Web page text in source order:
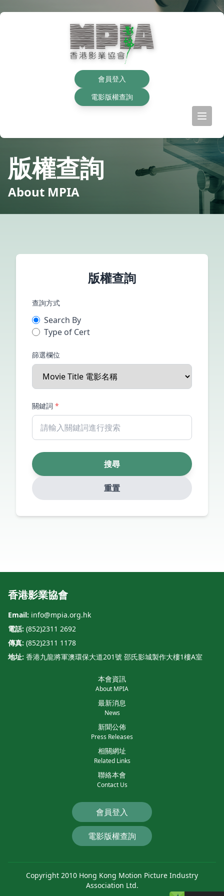
會員登入
電影版權查詢
版權查詢
About MPIA
版權查詢
查詢方式
Search By
Type of Cert
篩選欄位
關鍵詞 *
搜尋
重置
香港影業協會
Email: info@mpia.org.hk
電話: (852)2311 2692
傳真: (852)2311 1178
地址: 香港九龍將軍澳環保大道201號 邵氏影城製作大樓1樓A室
本會資訊
About MPIA
最新消息
News
新聞公佈
Press Releases
相關網址
Related Links
聯絡本會
Contact Us
會員登入
電影版權查詢
Copyright 2010 Hong Kong Motion Picture Industry
Association Ltd.